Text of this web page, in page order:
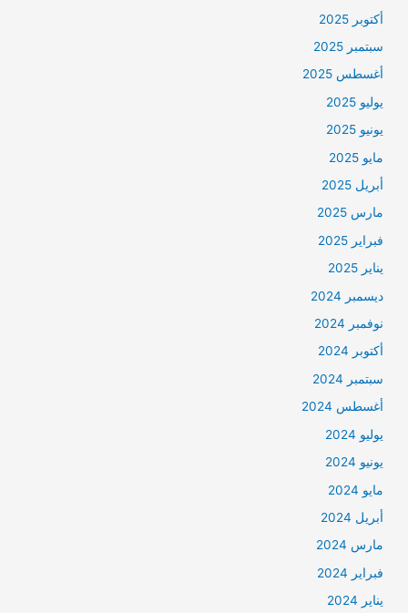
أكتوبر 2025
سبتمبر 2025
أغسطس 2025
يوليو 2025
يونيو 2025
مايو 2025
أبريل 2025
مارس 2025
فبراير 2025
يناير 2025
ديسمبر 2024
نوفمبر 2024
أكتوبر 2024
سبتمبر 2024
أغسطس 2024
يوليو 2024
يونيو 2024
مايو 2024
أبريل 2024
مارس 2024
فبراير 2024
يناير 2024